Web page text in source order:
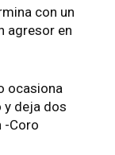
con un
agresor en
ocasiona
deja dos
-Coro